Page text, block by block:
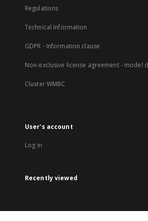
Regulations
Technical Information
GDPR - Information clause
Non-exclusive license agreement - model
Cluster WMBC
User's account
Log in
Recently viewed